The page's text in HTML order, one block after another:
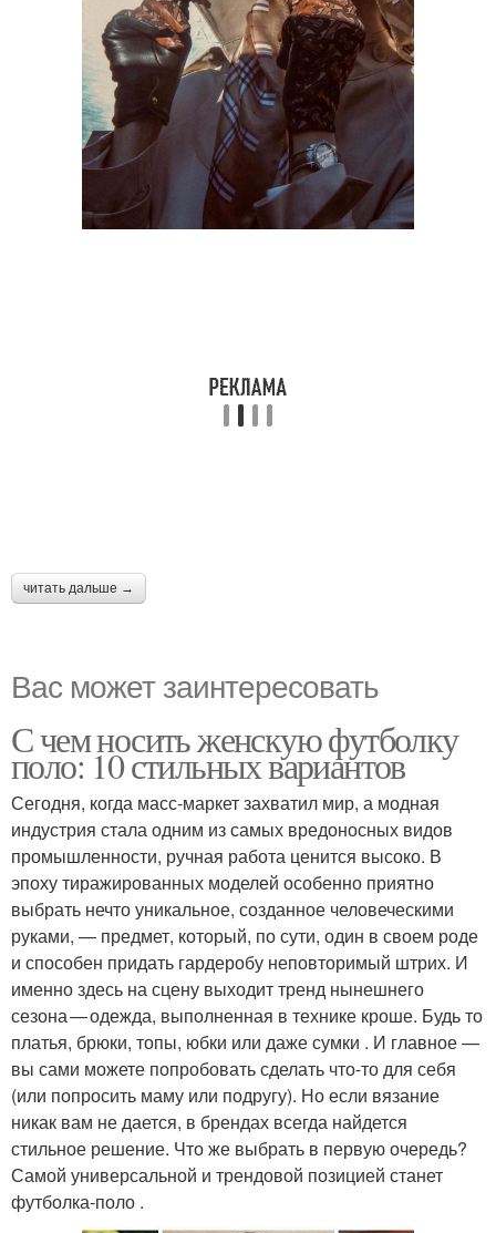
читать дальше →
Вас может заинтересовать
С чем носить женскую футболку
поло: 10 стильных вариантов
Сегодня, когда масс-маркет захватил мир, а модная
индустрия стала одним из самых вредоносных видов
промышленности, ручная работа ценится высоко. В
эпоху тиражированных моделей особенно приятно
выбрать нечто уникальное, созданное человеческими
руками, — предмет, который, по сути, один в своем роде
и способен придать гардеробу неповторимый штрих. И
именно здесь на сцену выходит тренд нынешнего
сезона — одежда, выполненная в технике кроше. Будь то
платья, брюки, топы, юбки или даже сумки . И главное —
вы сами можете попробовать сделать что-то для себя
(или попросить маму или подругу). Но если вязание
никак вам не дается, в брендах всегда найдется
стильное решение. Что же выбрать в первую очередь?
Самой универсальной и трендовой позицией станет
футболка‑поло .